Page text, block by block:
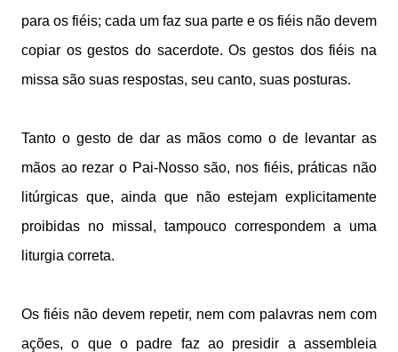
para os fiéis; cada um faz sua parte e os fiéis não devem
copiar os gestos do sacerdote. Os gestos dos fiéis na
missa são suas respostas, seu canto, suas posturas.
Tanto o gesto de dar as mãos como o de levantar as
mãos ao rezar o Pai-Nosso são, nos fiéis, práticas não
litúrgicas que, ainda que não estejam explicitamente
proibidas no missal, tampouco correspondem a uma
liturgia correta.
Os fiéis não devem repetir, nem com palavras nem com
ações, o que o padre faz ao presidir a assembleia